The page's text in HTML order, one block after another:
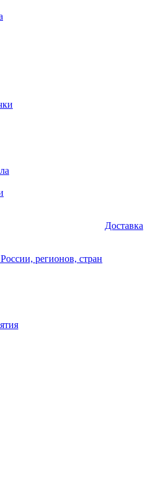
регионов, стран
Доставка